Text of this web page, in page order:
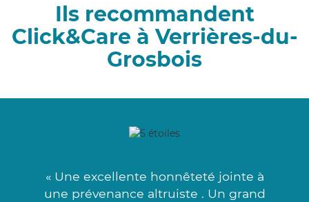
Ils recommandent
Click&Care à Verrières-du-
Grosbois
« Une excellente honnêteté jointe à
une prévenance altruiste . Un grand